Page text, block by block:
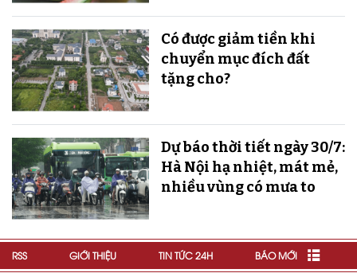
Có được giảm tiền khi
chuyển mục đích đất
tặng cho?
Dự báo thời tiết ngày 30/7:
Hà Nội hạ nhiệt, mát mẻ,
nhiều vùng có mưa to
RSS GIỚI THIỆU TIN TỨC 24H BÁO MỚI